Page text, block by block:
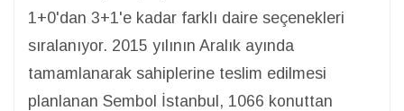
1+0'dan 3+1'e kadar farklı daire seçenekleri
sıralanıyor. 2015 yılının Aralık ayında
tamamlanarak sahiplerine teslim edilmesi
planlanan Sembol İstanbul, 1066 konuttan